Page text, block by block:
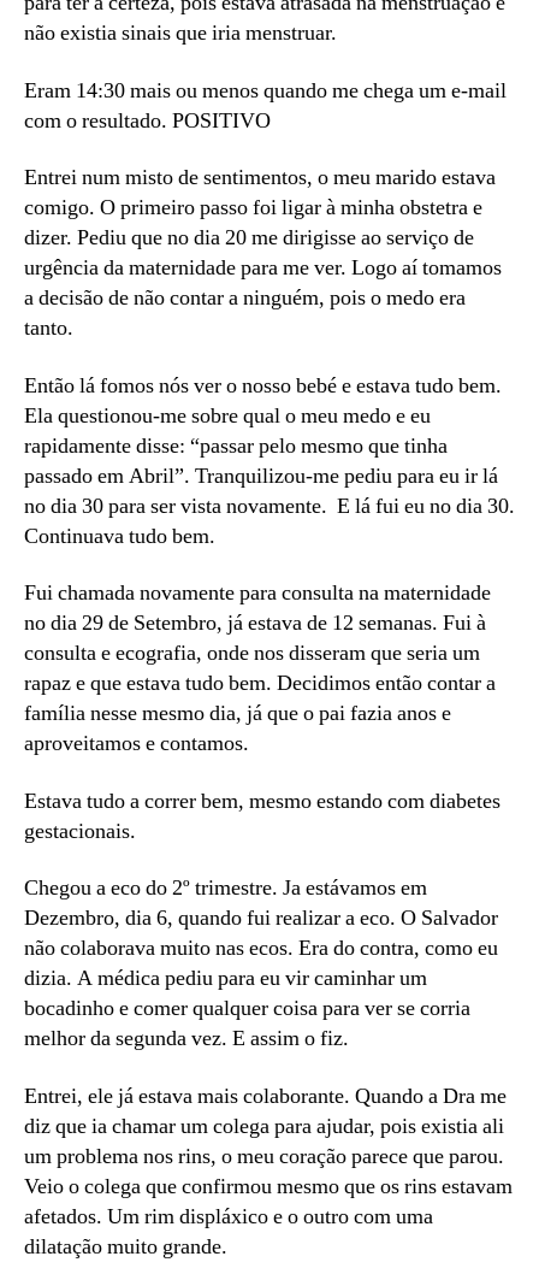
não existia sinais que iria menstruar.
Eram 14:30 mais ou menos quando me chega um e-mail
com o resultado. POSITIVO
Entrei num misto de sentimentos, o meu marido estava
comigo. O primeiro passo foi ligar à minha obstetra e
dizer. Pediu que no dia 20 me dirigisse ao serviço de
urgência da maternidade para me ver. Logo aí tomamos
a decisão de não contar a ninguém, pois o medo era
tanto.
Então lá fomos nós ver o nosso bebé e estava tudo bem.
Ela questionou-me sobre qual o meu medo e eu
rapidamente disse: “passar pelo mesmo que tinha
passado em Abril”. Tranquilizou-me pediu para eu ir lá
no dia 30 para ser vista novamente. E lá fui eu no dia 30.
Continuava tudo bem.
Fui chamada novamente para consulta na maternidade
no dia 29 de Setembro, já estava de 12 semanas. Fui à
consulta e ecografia, onde nos disseram que seria um
rapaz e que estava tudo bem. Decidimos então contar a
família nesse mesmo dia, já que o pai fazia anos e
aproveitamos e contamos.
Estava tudo a correr bem, mesmo estando com diabetes
gestacionais.
Chegou a eco do 2º trimestre. Ja estávamos em
Dezembro, dia 6, quando fui realizar a eco. O Salvador
não colaborava muito nas ecos. Era do contra, como eu
dizia. A médica pediu para eu vir caminhar um
bocadinho e comer qualquer coisa para ver se corria
melhor da segunda vez. E assim o fiz.
Entrei, ele já estava mais colaborante. Quando a Dra me
diz que ia chamar um colega para ajudar, pois existia ali
um problema nos rins, o meu coração parece que parou.
Veio o colega que confirmou mesmo que os rins estavam
afetados. Um rim displáxico e o outro com uma
dilatação muito grande.